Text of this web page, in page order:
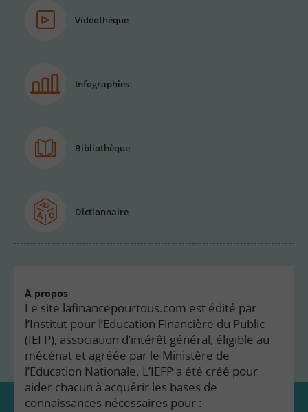
Vidéothèque
Infographies
Bibliothèque
Dictionnaire
À propos
Le site lafinancepourtous.com est édité par
l’Institut pour l’Education Financière du Public
(IEFP), association d’intérêt général, éligible au
mécénat et agréée par le Ministère de
l’Education Nationale. L’IEFP a été créé pour
aider chacun à acquérir les bases de
connaissances nécessaires pour :